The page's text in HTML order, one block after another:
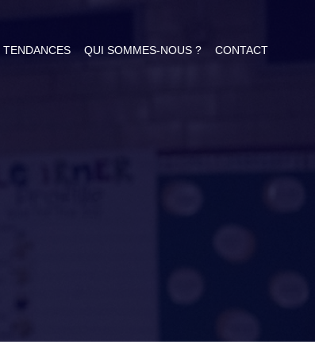
TENDANCES QUI SOMMES-NOUS ? CONTACT